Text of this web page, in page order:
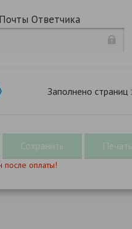
Ответчика
Заполнено страниц
после оплаты!